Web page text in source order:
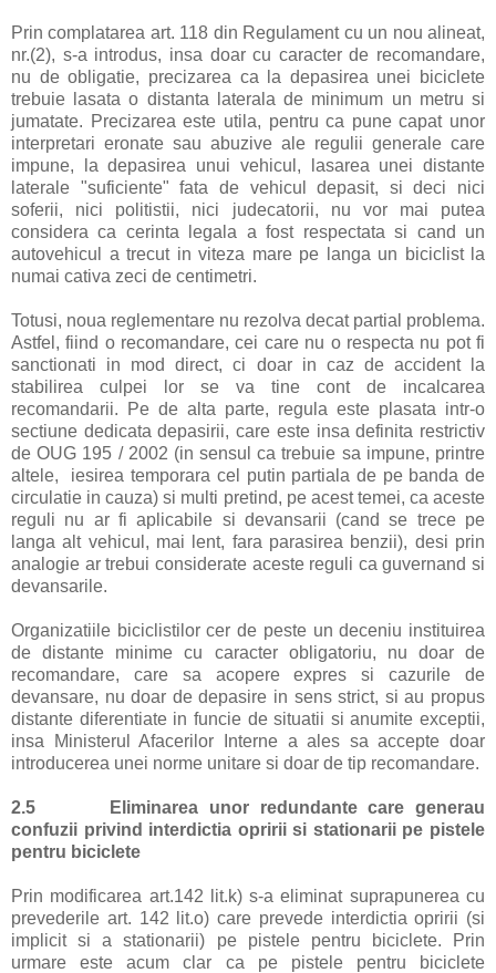
Prin complatarea art. 118 din Regulament cu un nou alineat,
nr.(2), s-a introdus, insa doar cu caracter de recomandare,
nu de obligatie, precizarea ca la depasirea unei biciclete
trebuie lasata o distanta laterala de minimum un metru si
jumatate. Precizarea este utila, pentru ca pune capat unor
interpretari eronate sau abuzive ale regulii generale care
impune, la depasirea unui vehicul, lasarea unei distante
laterale "suficiente" fata de vehicul depasit, si deci nici
soferii, nici politistii, nici judecatorii, nu vor mai putea
considera ca cerinta legala a fost respectata si cand un
autovehicul a trecut in viteza mare pe langa un biciclist la
numai cativa zeci de centimetri.
Totusi, noua reglementare nu rezolva decat partial problema.
Astfel, fiind o recomandare, cei care nu o respecta nu pot fi
sanctionati in mod direct, ci doar in caz de accident la
stabilirea culpei lor se va tine cont de incalcarea
recomandarii. Pe de alta parte, regula este plasata intr-o
sectiune dedicata depasirii, care este insa definita restrictiv
de OUG 195 / 2002 (in sensul ca trebuie sa impune, printre
altele,
iesirea temporara cel putin partiala de pe banda de
circulatie in cauza) si multi pretind, pe acest temei, ca aceste
reguli nu ar fi aplicabile si devansarii (cand se trece pe
langa alt vehicul, mai lent, fara parasirea benzii), desi prin
analogie ar trebui considerate aceste reguli ca guvernand si
devansarile.
Organizatiile biciclistilor cer de peste un deceniu instituirea
de distante minime cu caracter obligatoriu, nu doar de
recomandare, care sa acopere expres si cazurile de
devansare, nu doar de depasire in sens strict, si au propus
distante diferentiate in funcie de situatii si anumite exceptii,
insa Ministerul Afacerilor Interne a ales sa accepte doar
introducerea unei norme unitare si doar de tip recomandare.
2.5
Eliminarea unor redundante care generau
confuzii privind interdictia opririi si stationarii pe pistele
pentru biciclete
Prin modificarea art.142 lit.k) s-a eliminat suprapunerea cu
prevederile art. 142 lit.o) care prevede interdictia opririi (si
implicit si a stationarii) pe pistele pentru biciclete. Prin
urmare este acum clar ca pe pistele pentru biciclete